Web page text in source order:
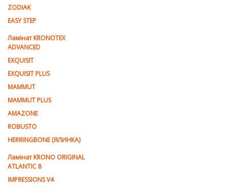
ZODIAK
EASY STEP
Ламінат KRONOTEX
ADVANCED
EXQUISIT
EXQUISIT PLUS
MAMMUT
MAMMUT PLUS
AMAZONE
ROBUSTO
HERRINGBONE (ЯЛИНКА)
Ламiнат KRONO ORIGINAL
ATLANTIC 8
IMPRESSIONS V4